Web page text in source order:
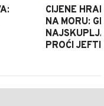
CIJENE
NA MORU:
PROĆI